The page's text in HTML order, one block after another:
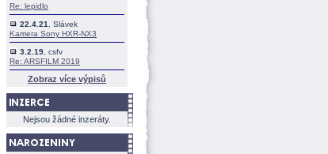
Re: lepidlo
22.4.21
, Slávek
Kamera Sony HXR-NX3
3.2.19 , csfv
Re: ARSFILM 2019
Zobraz více výpisů
Nejsou žádné inzeráty.